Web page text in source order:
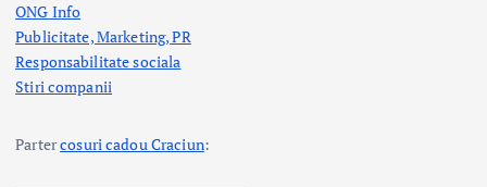
ONG Info
Publicitate, Marketing, PR
Responsabilitate sociala
Stiri companii
Partercosuri cadou Craciun: